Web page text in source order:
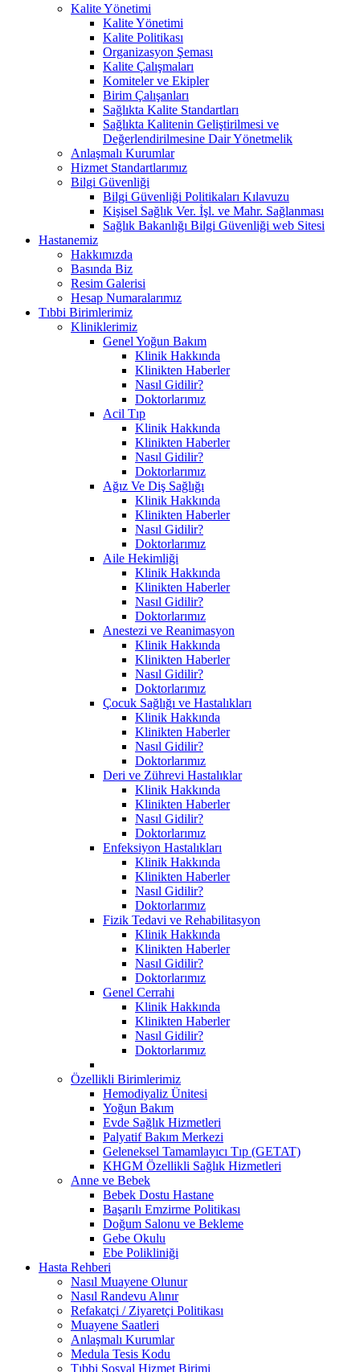
Kalite Yönetimi
Kalite Yönetimi
Kalite Politikası
Organizasyon Şeması
Kalite Çalışmaları
Komiteler ve Ekipler
Birim Çalışanları
Sağlıkta Kalite Standartları
Sağlıkta Kalitenin Geliştirilmesi ve
Değerlendirilmesine Dair Yönetmelik
Anlaşmalı Kurumlar
Hizmet Standartlarımız
Bilgi Güvenliği
Bilgi Güvenliği Politikaları Kılavuzu
Kişisel Sağlık Ver. İşl. ve Mahr. Sağlanması
Sağlık Bakanlığı Bilgi Güvenliği web Sitesi
Hastanemiz
Hakkımızda
Basında Biz
Resim Galerisi
Hesap Numaralarımız
Tıbbi Birimlerimiz
Kliniklerimiz
Genel Yoğun Bakım
Klinik Hakkında
Klinikten Haberler
Nasıl Gidilir?
Doktorlarımız
Acil Tıp
Klinik Hakkında
Klinikten Haberler
Nasıl Gidilir?
Doktorlarımız
Ağız Ve Diş Sağlığı
Klinik Hakkında
Klinikten Haberler
Nasıl Gidilir?
Doktorlarımız
Aile Hekimliği
Klinik Hakkında
Klinikten Haberler
Nasıl Gidilir?
Doktorlarımız
Anestezi ve Reanimasyon
Klinik Hakkında
Klinikten Haberler
Nasıl Gidilir?
Doktorlarımız
Çocuk Sağlığı ve Hastalıkları
Klinik Hakkında
Klinikten Haberler
Nasıl Gidilir?
Doktorlarımız
Deri ve Zührevi Hastalıklar
Klinik Hakkında
Klinikten Haberler
Nasıl Gidilir?
Doktorlarımız
Enfeksiyon Hastalıkları
Klinik Hakkında
Klinikten Haberler
Nasıl Gidilir?
Doktorlarımız
Fizik Tedavi ve Rehabilitasyon
Klinik Hakkında
Klinikten Haberler
Nasıl Gidilir?
Doktorlarımız
Genel Cerrahi
Klinik Hakkında
Klinikten Haberler
Nasıl Gidilir?
Doktorlarımız
Özellikli Birimlerimiz
Hemodiyaliz Ünitesi
Yoğun Bakım
Evde Sağlık Hizmetleri
Palyatif Bakım Merkezi
Geleneksel Tamamlayıcı Tıp (GETAT)
KHGM Özellikli Sağlık Hizmetleri
Anne ve Bebek
Bebek Dostu Hastane
Başarılı Emzirme Politikası
Doğum Salonu ve Bekleme
Gebe Okulu
Ebe Polikliniği
Hasta Rehberi
Nasıl Muayene Olunur
Nasıl Randevu Alınır
Refakatçi / Ziyaretçi Politikası
Muayene Saatleri
Anlaşmalı Kurumlar
Medula Tesis Kodu
Tıbbi Sosyal Hizmet Birimi